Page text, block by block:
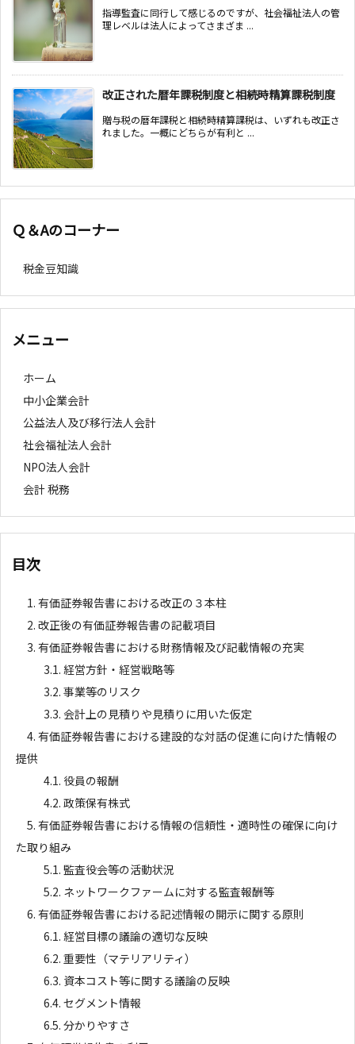
指導監査に同行して感じるのですが、社会福祉法人の管
理レベルは法人によってさまざま ...
改正された暦年課税制度と相続時精算課税制度
贈与税の暦年課税と相続時精算課税は、いずれも改正さ
れました。一概にどちらが有利と ...
Ｑ＆Aのコーナー
税金豆知識
メニュー
ホーム
中小企業会計
公益法人及び移行法人会計
社会福祉法人会計
NPO法人会計
会計 税務
目次
1. 有価証券報告書における改正の３本柱
2. 改正後の有価証券報告書の記載項目
3. 有価証券報告書における財務情報及び記載情報の充実
3.1. 経営方針・経営戦略等
3.2. 事業等のリスク
3.3. 会計上の見積りや見積りに用いた仮定
4. 有価証券報告書における建設的な対話の促進に向けた情報の
提供
4.1. 役員の報酬
4.2. 政策保有株式
5. 有価証券報告書における情報の信頼性・適時性の確保に向け
た取り組み
5.1. 監査役会等の活動状況
5.2. ネットワークファームに対する監査報酬等
6. 有価証券報告書における記述情報の開示に関する原則
6.1. 経営目標の議論の適切な反映
6.2. 重要性（マテリアリティ）
6.3. 資本コスト等に関する議論の反映
6.4. セグメント情報
6.5. 分かりやすさ